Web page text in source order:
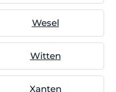
Wesel
Witten
Xanten